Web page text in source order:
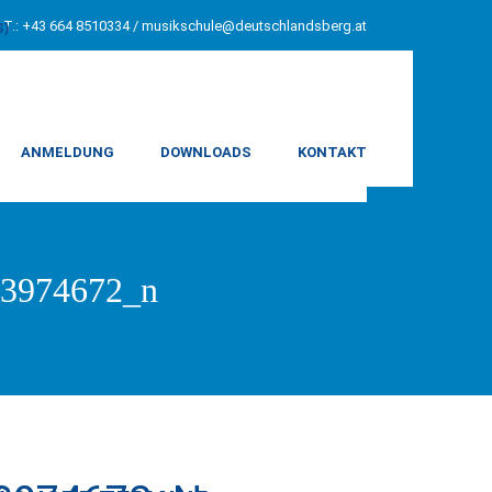
T.: +43 664 8510334 / musikschule@deutschlandsberg.at
ANMELDUNG DOWNLOADS KONTAKT